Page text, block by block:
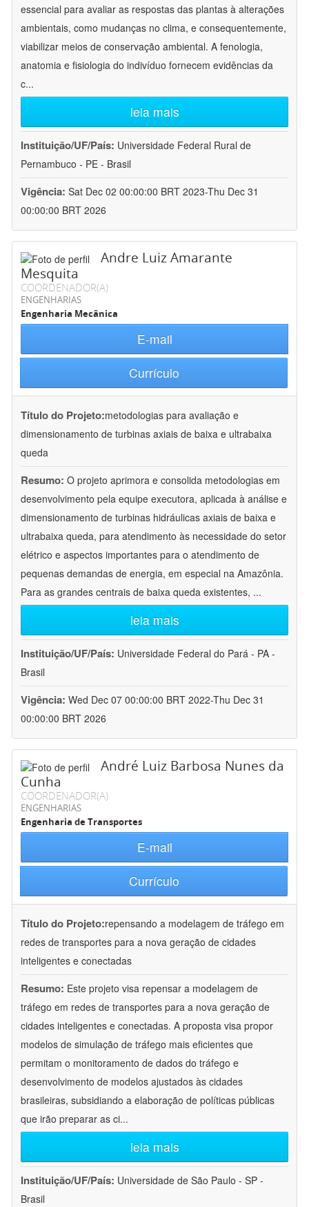
essencial para avaliar as respostas das plantas à alterações
ambientais, como mudanças no clima, e consequentemente,
viabilizar meios de conservação ambiental. A fenologia,
anatomia e fisiologia do indivíduo fornecem evidências da
c...
leia mais
Instituição/UF/País: Universidade Federal Rural de
Pernambuco - PE - Brasil
Vigência: Sat Dec 02 00:00:00 BRT 2023-Thu Dec 31
00:00:00 BRT 2026
Andre Luiz Amarante
Mesquita
COORDENADOR(A)
ENGENHARIAS
Engenharia Mecânica
E-mail
Currículo
Título do Projeto:metodologias para avaliação e
dimensionamento de turbinas axiais de baixa e ultrabaixa
queda
Resumo: O projeto aprimora e consolida metodologias em
desenvolvimento pela equipe executora, aplicada à análise e
dimensionamento de turbinas hidráulicas axiais de baixa e
ultrabaixa queda, para atendimento às necessidade do setor
elétrico e aspectos importantes para o atendimento de
pequenas demandas de energia, em especial na Amazônia.
Para as grandes centrais de baixa queda existentes, ...
leia mais
Instituição/UF/País: Universidade Federal do Pará - PA -
Brasil
Vigência: Wed Dec 07 00:00:00 BRT 2022-Thu Dec 31
00:00:00 BRT 2026
André Luiz Barbosa Nunes da
Cunha
COORDENADOR(A)
ENGENHARIAS
Engenharia de Transportes
E-mail
Currículo
Título do Projeto:repensando a modelagem de tráfego em
redes de transportes para a nova geração de cidades
inteligentes e conectadas
Resumo: Este projeto visa repensar a modelagem de
tráfego em redes de transportes para a nova geração de
cidades inteligentes e conectadas. A proposta visa propor
modelos de simulação de tráfego mais eficientes que
permitam o monitoramento de dados do tráfego e
desenvolvimento de modelos ajustados às cidades
brasileiras, subsidiando a elaboração de políticas públicas
que irão preparar as ci...
leia mais
Instituição/UF/País: Universidade de São Paulo - SP -
Brasil